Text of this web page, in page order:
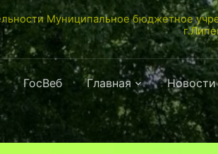
Муниципальное бюджетное
ГосВеб Главная Новости